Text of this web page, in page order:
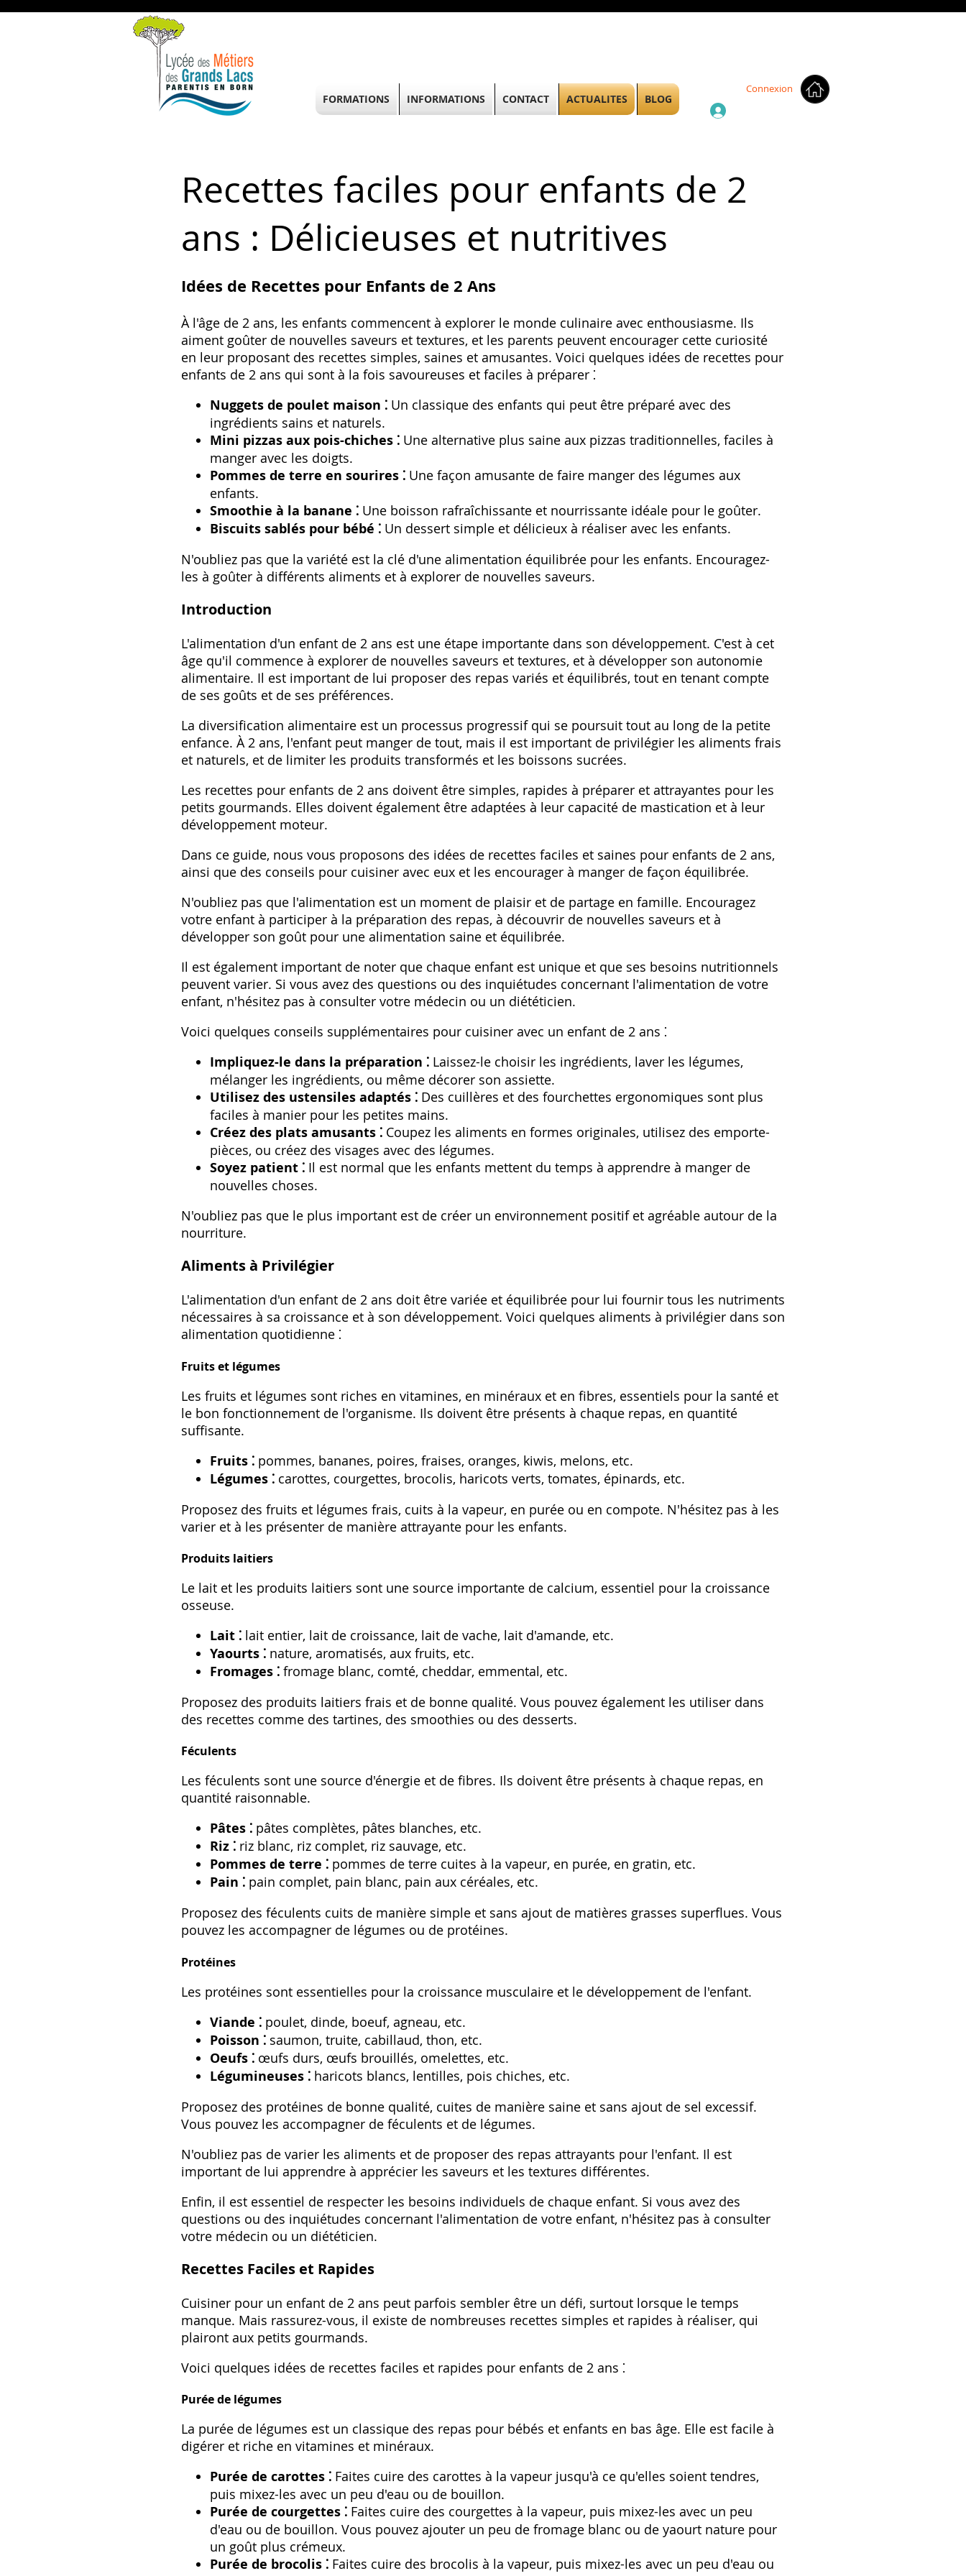
Connexion
Recettes faciles pour enfants de 2
ans : Délicieuses et nutritives
Idées de Recettes pour Enfants de 2 Ans
À l'âge de 2 ans‚ les enfants commencent à explorer le monde culinaire avec enthousiasme. Ils
aiment goûter de nouvelles saveurs et textures‚ et les parents peuvent encourager cette curiosité
en leur proposant des recettes simples‚ saines et amusantes. Voici quelques idées de recettes pour
enfants de 2 ans qui sont à la fois savoureuses et faciles à préparer ⁚
Nuggets de poulet maison ⁚ Un classique des enfants qui peut être préparé avec des
ingrédients sains et naturels.
Mini pizzas aux pois-chiches ⁚ Une alternative plus saine aux pizzas traditionnelles‚ faciles à
manger avec les doigts.
Pommes de terre en sourires ⁚ Une façon amusante de faire manger des légumes aux
enfants.
Smoothie à la banane ⁚ Une boisson rafraîchissante et nourrissante idéale pour le goûter.
Biscuits sablés pour bébé ⁚ Un dessert simple et délicieux à réaliser avec les enfants.
N'oubliez pas que la variété est la clé d'une alimentation équilibrée pour les enfants. Encouragez-
les à goûter à différents aliments et à explorer de nouvelles saveurs.
Introduction
L'alimentation d'un enfant de 2 ans est une étape importante dans son développement. C'est à cet
âge qu'il commence à explorer de nouvelles saveurs et textures‚ et à développer son autonomie
alimentaire. Il est important de lui proposer des repas variés et équilibrés‚ tout en tenant compte
de ses goûts et de ses préférences.
La diversification alimentaire est un processus progressif qui se poursuit tout au long de la petite
enfance. À 2 ans‚ l'enfant peut manger de tout‚ mais il est important de privilégier les aliments frais
et naturels‚ et de limiter les produits transformés et les boissons sucrées.
Les recettes pour enfants de 2 ans doivent être simples‚ rapides à préparer et attrayantes pour les
petits gourmands. Elles doivent également être adaptées à leur capacité de mastication et à leur
développement moteur.
Dans ce guide‚ nous vous proposons des idées de recettes faciles et saines pour enfants de 2 ans‚
ainsi que des conseils pour cuisiner avec eux et les encourager à manger de façon équilibrée.
N'oubliez pas que l'alimentation est un moment de plaisir et de partage en famille. Encouragez
votre enfant à participer à la préparation des repas‚ à découvrir de nouvelles saveurs et à
développer son goût pour une alimentation saine et équilibrée.
Il est également important de noter que chaque enfant est unique et que ses besoins nutritionnels
peuvent varier. Si vous avez des questions ou des inquiétudes concernant l'alimentation de votre
enfant‚ n'hésitez pas à consulter votre médecin ou un diététicien.
Voici quelques conseils supplémentaires pour cuisiner avec un enfant de 2 ans ⁚
Impliquez-le dans la préparation ⁚ Laissez-le choisir les ingrédients‚ laver les légumes‚
mélanger les ingrédients‚ ou même décorer son assiette.
Utilisez des ustensiles adaptés ⁚ Des cuillères et des fourchettes ergonomiques sont plus
faciles à manier pour les petites mains.
Créez des plats amusants ⁚ Coupez les aliments en formes originales‚ utilisez des emporte-
pièces‚ ou créez des visages avec des légumes.
Soyez patient ⁚ Il est normal que les enfants mettent du temps à apprendre à manger de
nouvelles choses.
N'oubliez pas que le plus important est de créer un environnement positif et agréable autour de la
nourriture.
Aliments à Privilégier
L'alimentation d'un enfant de 2 ans doit être variée et équilibrée pour lui fournir tous les nutriments
nécessaires à sa croissance et à son développement. Voici quelques aliments à privilégier dans son
alimentation quotidienne ⁚
Fruits et légumes
Les fruits et légumes sont riches en vitamines‚ en minéraux et en fibres‚ essentiels pour la santé et
le bon fonctionnement de l'organisme. Ils doivent être présents à chaque repas‚ en quantité
suffisante.
Fruits ⁚ pommes‚ bananes‚ poires‚ fraises‚ oranges‚ kiwis‚ melons‚ etc.
Légumes ⁚ carottes‚ courgettes‚ brocolis‚ haricots verts‚ tomates‚ épinards‚ etc.
Proposez des fruits et légumes frais‚ cuits à la vapeur‚ en purée ou en compote. N'hésitez pas à les
varier et à les présenter de manière attrayante pour les enfants.
Produits laitiers
Le lait et les produits laitiers sont une source importante de calcium‚ essentiel pour la croissance
osseuse.
Lait ⁚ lait entier‚ lait de croissance‚ lait de vache‚ lait d'amande‚ etc.
Yaourts ⁚ nature‚ aromatisés‚ aux fruits‚ etc.
Fromages ⁚ fromage blanc‚ comté‚ cheddar‚ emmental‚ etc.
Proposez des produits laitiers frais et de bonne qualité. Vous pouvez également les utiliser dans
des recettes comme des tartines‚ des smoothies ou des desserts.
Féculents
Les féculents sont une source d'énergie et de fibres. Ils doivent être présents à chaque repas‚ en
quantité raisonnable.
Pâtes ⁚ pâtes complètes‚ pâtes blanches‚ etc.
Riz ⁚ riz blanc‚ riz complet‚ riz sauvage‚ etc.
Pommes de terre ⁚ pommes de terre cuites à la vapeur‚ en purée‚ en gratin‚ etc.
Pain ⁚ pain complet‚ pain blanc‚ pain aux céréales‚ etc.
Proposez des féculents cuits de manière simple et sans ajout de matières grasses superflues. Vous
pouvez les accompagner de légumes ou de protéines.
Protéines
Les protéines sont essentielles pour la croissance musculaire et le développement de l'enfant.
Viande ⁚ poulet‚ dinde‚ boeuf‚ agneau‚ etc.
Poisson ⁚ saumon‚ truite‚ cabillaud‚ thon‚ etc.
Oeufs ⁚ œufs durs‚ œufs brouillés‚ omelettes‚ etc.
Légumineuses ⁚ haricots blancs‚ lentilles‚ pois chiches‚ etc.
Proposez des protéines de bonne qualité‚ cuites de manière saine et sans ajout de sel excessif.
Vous pouvez les accompagner de féculents et de légumes.
N'oubliez pas de varier les aliments et de proposer des repas attrayants pour l'enfant. Il est
important de lui apprendre à apprécier les saveurs et les textures différentes.
Enfin‚ il est essentiel de respecter les besoins individuels de chaque enfant. Si vous avez des
questions ou des inquiétudes concernant l'alimentation de votre enfant‚ n'hésitez pas à consulter
votre médecin ou un diététicien.
Recettes Faciles et Rapides
Cuisiner pour un enfant de 2 ans peut parfois sembler être un défi‚ surtout lorsque le temps
manque. Mais rassurez-vous‚ il existe de nombreuses recettes simples et rapides à réaliser‚ qui
plairont aux petits gourmands.
Voici quelques idées de recettes faciles et rapides pour enfants de 2 ans ⁚
Purée de légumes
La purée de légumes est un classique des repas pour bébés et enfants en bas âge. Elle est facile à
digérer et riche en vitamines et minéraux.
Purée de carottes ⁚ Faites cuire des carottes à la vapeur jusqu'à ce qu'elles soient tendres‚
puis mixez-les avec un peu d'eau ou de bouillon.
Purée de courgettes ⁚ Faites cuire des courgettes à la vapeur‚ puis mixez-les avec un peu
d'eau ou de bouillon. Vous pouvez ajouter un peu de fromage blanc ou de yaourt nature pour
un goût plus crémeux.
Purée de brocolis ⁚ Faites cuire des brocolis à la vapeur‚ puis mixez-les avec un peu d'eau ou
FORMATIONS INFORMATIONS CONTACT ACTUALITES BLOG